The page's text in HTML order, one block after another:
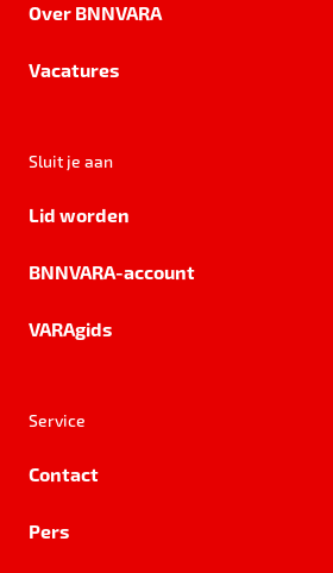
Over BNNVARA
Vacatures
Sluit je aan
Lid worden
BNNVARA-account
VARAgids
Service
Contact
Pers